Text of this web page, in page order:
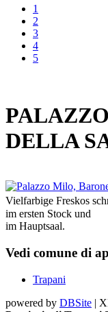
1
2
3
4
5
DELLA
Vielfarbige Freskos
im ersten Stock und
im Hauptsaal.
Vedi comune di
Trapani
powered by DBSite |